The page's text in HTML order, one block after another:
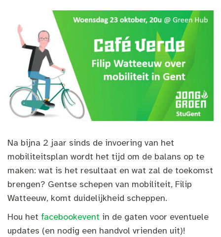
Na bijna 2 jaar sinds de invoering van het
mobiliteitsplan wordt het tijd om de balans op te
maken: wat is het resultaat en wat zal de toekomst
brengen? Gentse schepen van mobiliteit, Filip
Watteeuw, komt duidelijkheid scheppen.
Hou het facebookevent in de gaten voor eventuele
updates (en nodig een handvol vrienden uit)!